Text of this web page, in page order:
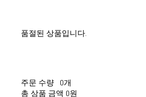
품절된 상품입니다.
주문 수량
0개
총 상품 금액 0원